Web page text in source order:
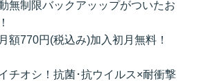
無制限バックアッップがついたお
額770円(税込み)加入初月無料！
チオシ！抗菌･抗ウイルス×耐衝撃